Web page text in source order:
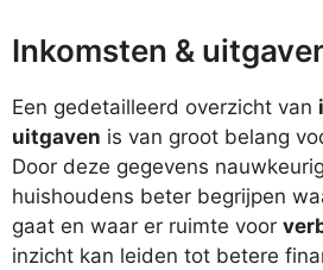
Inkomsten &
Een gedetailleerd overzicht van
uitgaven is van groot belang
Door deze gegevens
huishoudens beter begrijpen
gaat en waar er ruimte voor
inzicht kan leiden tot betere